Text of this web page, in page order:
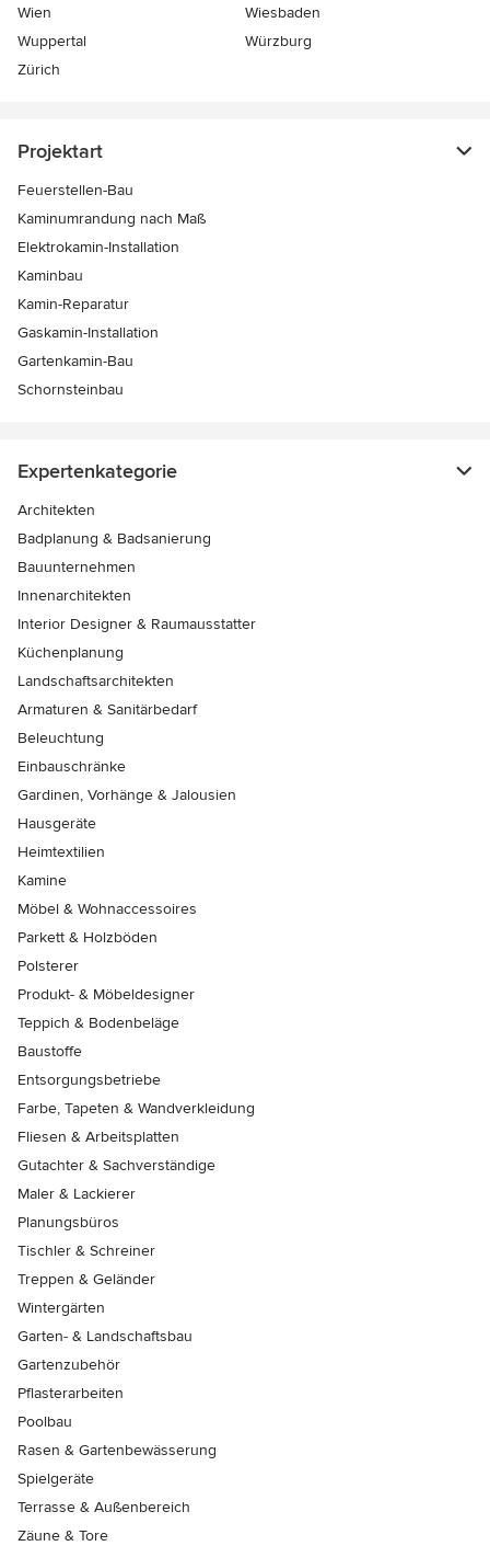
Wien
Wiesbaden
Wuppertal
Würzburg
Zürich
Projektart
Feuerstellen-Bau
Kaminumrandung nach Maß
Elektrokamin-Installation
Kaminbau
Kamin-Reparatur
Gaskamin-Installation
Gartenkamin-Bau
Schornsteinbau
Expertenkategorie
Architekten
Badplanung & Badsanierung
Bauunternehmen
Innenarchitekten
Interior Designer & Raumausstatter
Küchenplanung
Landschaftsarchitekten
Armaturen & Sanitärbedarf
Beleuchtung
Einbauschränke
Gardinen, Vorhänge & Jalousien
Hausgeräte
Heimtextilien
Kamine
Möbel & Wohnaccessoires
Parkett & Holzböden
Polsterer
Produkt- & Möbeldesigner
Teppich & Bodenbeläge
Baustoffe
Entsorgungsbetriebe
Farbe, Tapeten & Wandverkleidung
Fliesen & Arbeitsplatten
Gutachter & Sachverständige
Maler & Lackierer
Planungsbüros
Tischler & Schreiner
Treppen & Geländer
Wintergärten
Garten- & Landschaftsbau
Gartenzubehör
Pflasterarbeiten
Poolbau
Rasen & Gartenbewässerung
Spielgeräte
Terrasse & Außenbereich
Zäune & Tore